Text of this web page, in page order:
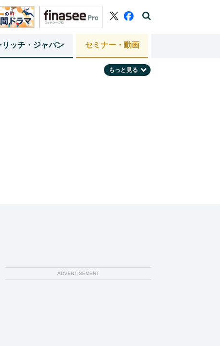
リッチ・ジャパン セミナー・動画
もっと見る
ADVERTISEMENT